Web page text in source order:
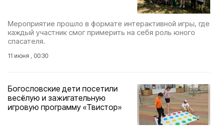
Мероприятие прошло в формате интерактивной игры, где
каждый участник смог примерить на себя роль юного
спасателя.
11 июня , 00:30
Богословские дети посетили
весёлую и зажигательную
игровую программу «Твистор»